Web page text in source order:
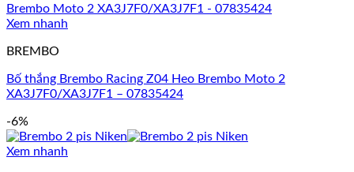
Xem nhanh
BREMBO
Bố thắng Brembo Racing Z04 Heo Brembo Moto 2
XA3J7F0/XA3J7F1 – 07835424
-6%
Xem nhanh